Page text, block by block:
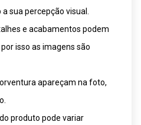
sua percepção visual.
e acabamentos podem
isso as imagens são
apareçam na foto,
produto pode variar